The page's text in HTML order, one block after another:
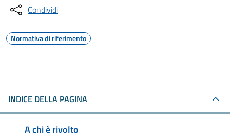
Condividi
Normativa di riferimento
INDICE DELLA PAGINA
A chi è rivolto